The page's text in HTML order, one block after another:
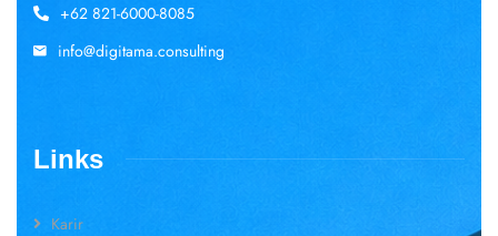
+62 821-6000-8085
info@digitama.consulting
Links
Karir